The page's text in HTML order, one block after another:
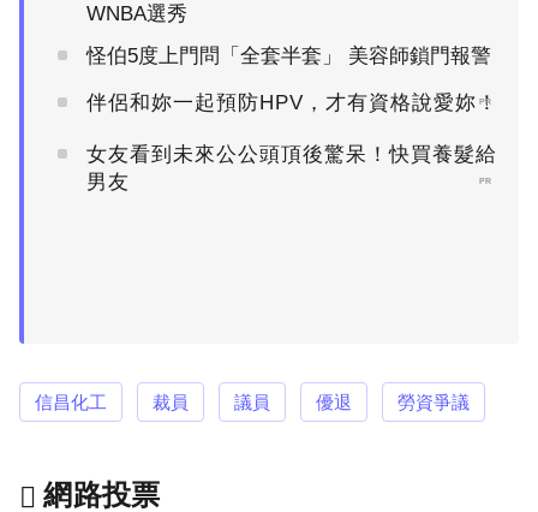
WNBA選秀
怪伯5度上門問「全套半套」 美容師鎖門報警
伴侶和妳一起預防HPV，才有資格說愛妳！
PR
女友看到未來公公頭頂後驚呆！快買養髮給
男友
PR
信昌化工 裁員 議員 優退 勞資爭議
網路投票